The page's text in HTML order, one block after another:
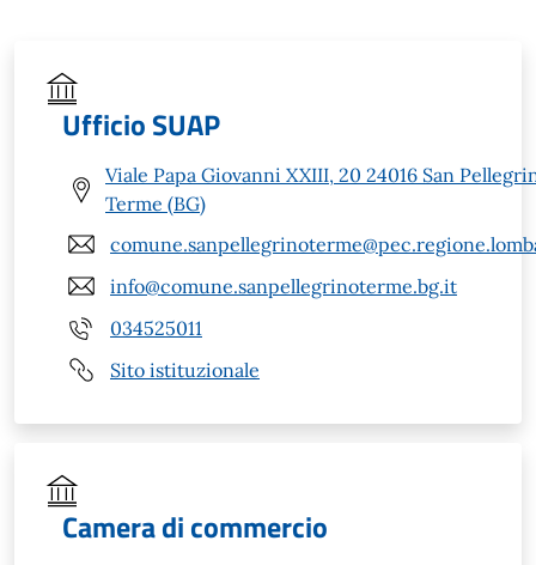
Ufficio SUAP
Viale Papa Giovanni XXIII, 20 24016 San
Terme (BG)
info@comune.sanpellegrinoterme.bg.it
034525011
Sito istituzionale
Camera di commercio